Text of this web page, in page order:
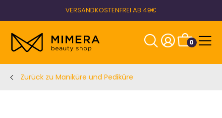
VERSANDKOSTENFREI AB 49€
0
Zurück zu Maniküre und Pediküre